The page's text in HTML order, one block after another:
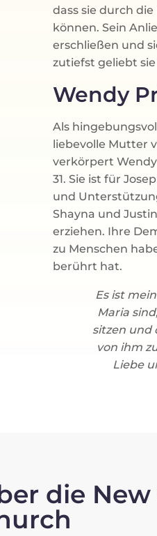
dass sie durch
können. Sein
erschließen und
zutiefst geliebt
Wendy
Als
liebevolle Mutter
verkörpert
31. Sie ist für
und
Shayna und
erziehen. Ihre
zu Menschen
berührt hat.
Es ist
Maria
sitzen und
von ihm
Liebe
die